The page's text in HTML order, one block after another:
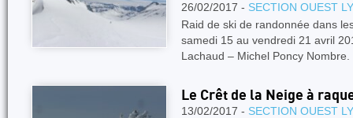
26/02/2017 - SECTION OUEST
Raid de ski de randonnée dans
samedi 15 au vendredi 21 avril
Lachaud – Michel Poncy Nombre.
Le Crêt de la Neige à
13/02/2017 - SECTION OUEST